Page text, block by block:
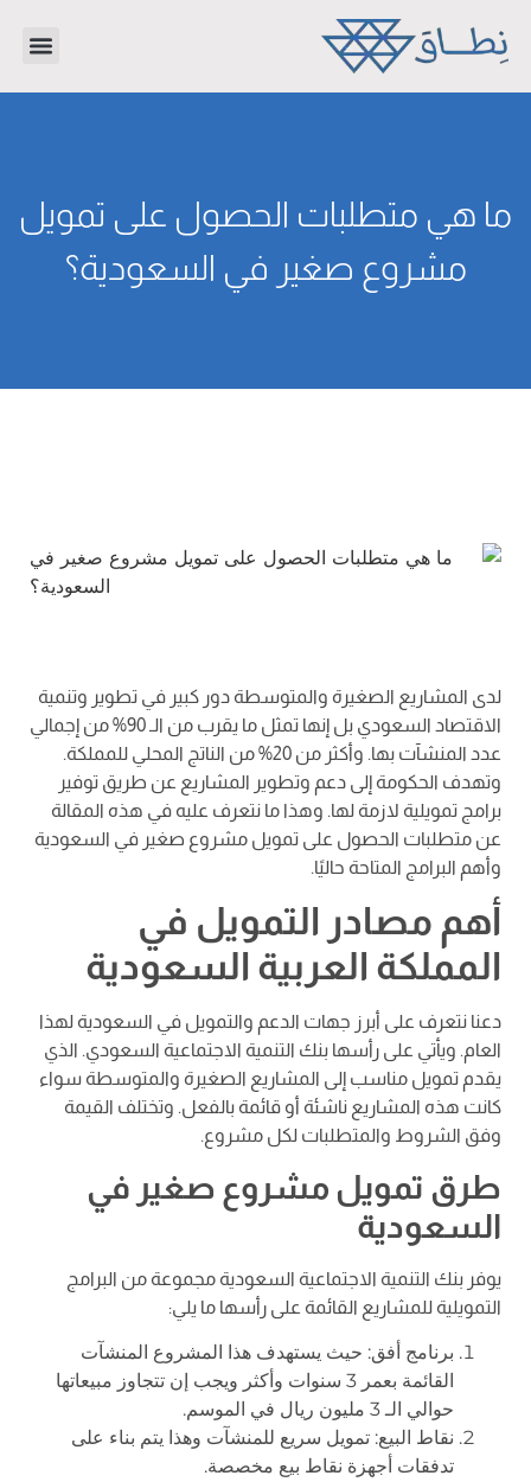
ما هي متطلبات الحصول على تمويل
مشروع صغير في السعودية؟
لدى المشاريع الصغيرة والمتوسطة دور كبير في تطوير وتنمية
الاقتصاد السعودي بل إنها تمثل ما يقرب من الـ 90% من إجمالي
عدد المنشآت بها. وأكثر من 20% من الناتج المحلي للمملكة.
وتهدف الحكومة إلى دعم وتطوير المشاريع عن طريق توفير
برامج تمويلية لازمة لها. وهذا ما نتعرف عليه في هذه المقالة
عن متطلبات الحصول على تمويل مشروع صغير في السعودية
وأهم البرامج المتاحة حاليًا.
أهم مصادر التمويل في
المملكة العربية السعودية
دعنا نتعرف على أبرز جهات الدعم والتمويل في السعودية لهذا
العام. ويأتي على رأسها بنك التنمية الاجتماعية السعودي. الذي
يقدم تمويل مناسب إلى المشاريع الصغيرة والمتوسطة سواء
كانت هذه المشاريع ناشئة أو قائمة بالفعل. وتختلف القيمة
وفق الشروط والمتطلبات لكل مشروع.
طرق تمويل مشروع صغير في
السعودية
يوفر بنك التنمية الاجتماعية السعودية مجموعة من البرامج
التمويلية للمشاريع القائمة على رأسها ما يلي:
برنامج أفق: حيث يستهدف هذا المشروع المنشآت
القائمة بعمر 3 سنوات وأكثر ويجب إن تتجاوز مبيعاتها
حوالي الـ 3 مليون ريال في الموسم.
نقاط البيع: تمويل سريع للمنشآت وهذا يتم بناء على
تدفقات أجهزة نقاط بيع مخصصة.